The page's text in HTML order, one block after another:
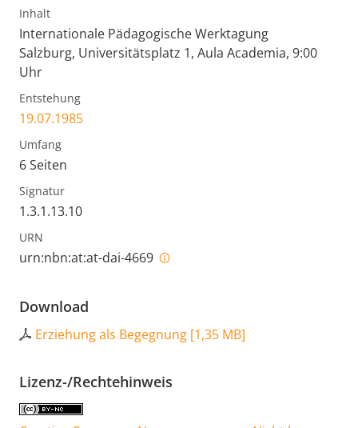
Inhalt
Internationale Pädagogische Werktagung
Salzburg, Universitätsplatz 1, Aula Academia, 9:00
Uhr
Entstehung
19.07.1985
Umfang
6 Seiten
Signatur
1.3.1.13.10
URN
urn:nbn:at:at-dai-4669
Download
Erziehung als Begegnung [1,35 MB]
Lizenz-/Rechtehinweis